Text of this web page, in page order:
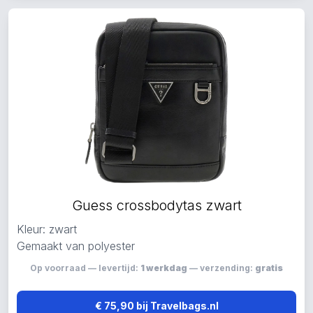
Guess crossbodytas zwart
Kleur: zwart
Gemaakt van polyester
Op voorraad — levertijd: 1 werkdag — verzending: gratis
€ 75,90 bij Travelbags.nl